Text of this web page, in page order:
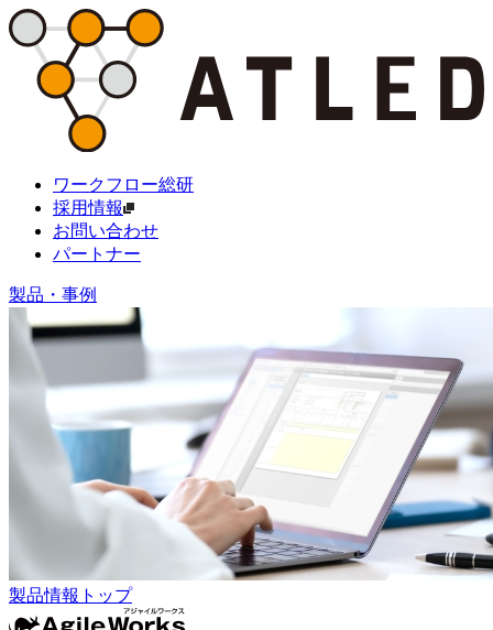
ワークフロー総研
採用情報
お問い合わせ
パートナー
製品・事例
製品情報トップ